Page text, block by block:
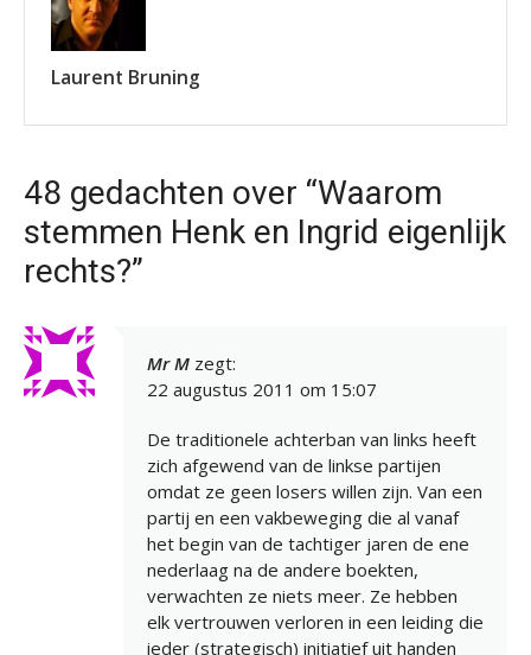
Laurent Bruning
48 gedachten over “Waarom
stemmen Henk en Ingrid eigenlijk
rechts?”
Mr M zegt:
22 augustus 2011 om 15:07
De traditionele achterban van links heeft
zich afgewend van de linkse partijen
omdat ze geen losers willen zijn. Van een
partij en een vakbeweging die al vanaf
het begin van de tachtiger jaren de ene
nederlaag na de andere boekten,
verwachten ze niets meer. Ze hebben
elk vertrouwen verloren in een leiding die
ieder (strategisch) initiatief uit handen